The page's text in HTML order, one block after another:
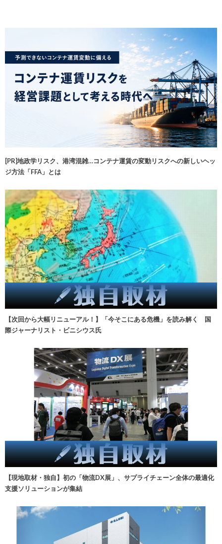
[PR]地政学リスク、港湾混雑…コンテナ運賃の変動リスクへの新しいヘッ
ジ方法「FFA」とは
【次回から大幅リニューアル！】「今そこにある危機」を読み解く 国
際ジャーナリスト・ビニシウス氏
【現地取材・独自】初の「物流DX展」、サプライチェーン全体の最適化
支援ソリューションが集結